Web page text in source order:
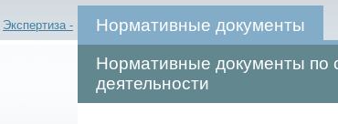
Экспертиза - Нормативные документы
Нормативные документы по
деятельности